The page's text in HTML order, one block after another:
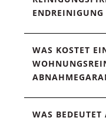
WAS KOSTET
WAS